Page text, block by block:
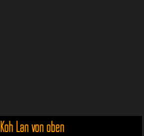
Koh Lan von oben